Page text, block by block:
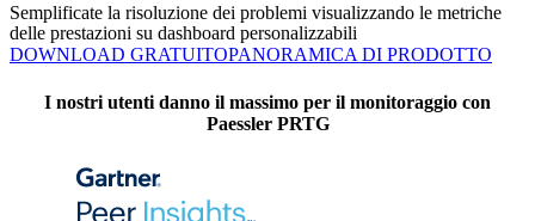
Semplificate la risoluzione dei problemi visualizzando le metriche
delle prestazioni su dashboard personalizzabili
DOWNLOAD GRATUITOPANORAMICA DI PRODOTTO
I nostri utenti danno il massimo per il monitoraggio con
Paessler PRTG